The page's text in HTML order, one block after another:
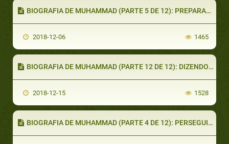
BIOGRAFIA DE MUHAMMAD (PARTE 5 DE 12): PREPARANDO A ETAPA PARA MIGRAÇÃO
2018-12-06 1465
BIOGRAFIA DE MUHAMMAD (PARTE 12 DE 12): DIZENDO ADEUS
2018-12-15 1528
BIOGRAFIA DE MUHAMMAD (PARTE 4 DE 12): PERSEGUIÇÃO EM MECA